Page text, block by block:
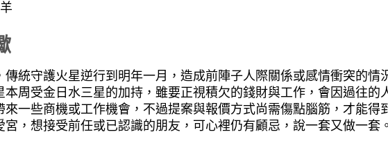
傳統守護火星逆行到明年一月，造成前陣子人際關係或感情衝突的情
本周受金日水三星的加持，雖要正視積欠的錢財與工作，會因過往的
一些商機或工作機會，不過提案與報價方式尚需傷點腦筋，才能得
，想接受前任或已認識的朋友，可心裡仍有顧忌，說一套又做一套。